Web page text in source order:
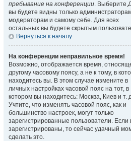
пребывание на конференции. Выберите
вы будете видны только
модераторам и самому себе. Для всех
остальных вы будете скрытым
Вернуться к началу
На конференции неправильное время!
Возможно, отображается время,
другому часовому поясу, а не к тому, в
находитесь вы. В этом случае измените в
личных настройках часовой пояс на тот, в
котором вы находитесь: Москва, Киев и т.
Учтите, что изменять часовой пояс, как и
большинство настроек, могут только
зарегистрированные пользователи. Если
зарегистрированы, то сейчас удачный
сделать это.